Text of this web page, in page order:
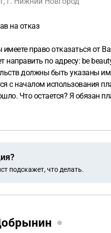
премиум пользователи
в обслуживании.
их в коммерческих или
Пользователя(1)
и на
внутреннего обмена
единолично несет
и достоверно описывают
которые могут
халатностью со
сети,
с сообщениями по
затронутых лиц. Это
диффамирующий,
наказуемые деяния,
программное
на отказ
имеете право отказаться от
направить по адресу: be
должны быть указаны
с началом использования
Что остается? Я обязан
подскажет, что делать.